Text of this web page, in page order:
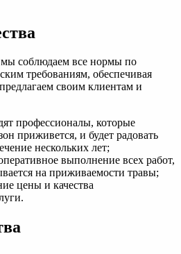
мы соблюдаем все нормы по
требованиям, обеспечивая
своим клиентам и
профессионалы, которые
приживется, и будет радовать
нескольких лет;
выполнение всех работ,
на приживаемости травы;
цены и качества